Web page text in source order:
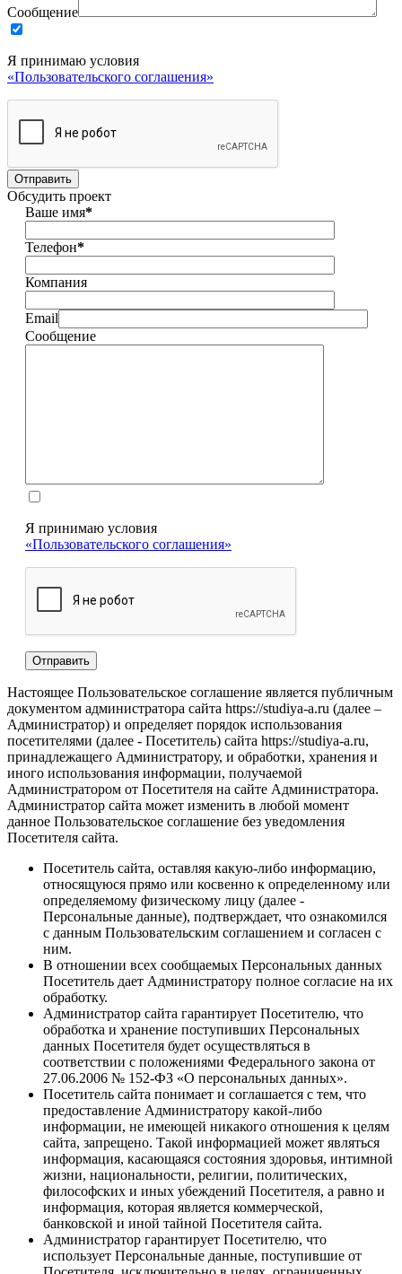
Сообщение
Я принимаю условия
«Пользовательского соглашения»
Обсудить проект
Ваше имя*
Телефон*
Компания
Email
Сообщение
Я принимаю условия
«Пользовательского соглашения»
Настоящее Пользовательское соглашение является публичным
документом администратора сайта https://studiya-a.ru (далее –
Администратор) и определяет порядок использования
посетителями (далее - Посетитель) сайта https://studiya-a.ru,
принадлежащего Администратору, и обработки, хранения и
иного использования информации, получаемой
Администратором от Посетителя на сайте Администратора.
Администратор сайта может изменить в любой момент
данное Пользовательское соглашение без уведомления
Посетителя сайта.
Посетитель сайта, оставляя какую-либо информацию,
относящуюся прямо или косвенно к определенному или
определяемому физическому лицу (далее -
Персональные данные), подтверждает, что ознакомился
с данным Пользовательским соглашением и согласен с
ним.
В отношении всех сообщаемых Персональных данных
Посетитель дает Администратору полное согласие на их
обработку.
Администратор сайта гарантирует Посетителю, что
обработка и хранение поступивших Персональных
данных Посетителя будет осуществляться в
соответствии с положениями Федерального закона от
27.06.2006 № 152-ФЗ «О персональных данных».
Посетитель сайта понимает и соглашается с тем, что
предоставление Администратору какой-либо
информации, не имеющей никакого отношения к целям
сайта, запрещено. Такой информацией может являться
информация, касающаяся состояния здоровья, интимной
жизни, национальности, религии, политических,
философских и иных убеждений Посетителя, а равно и
информация, которая является коммерческой,
банковской и иной тайной Посетителя сайта.
Администратор гарантирует Посетителю, что
использует Персональные данные, поступившие от